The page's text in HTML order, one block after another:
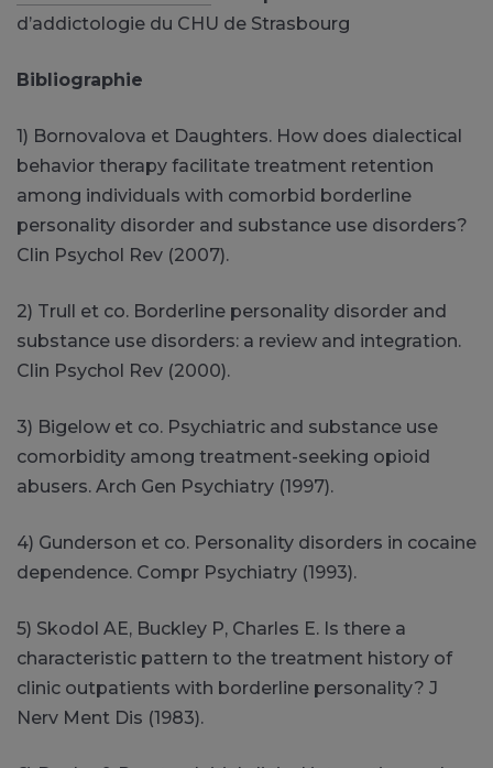
d’addictologie du CHU de Strasbourg
Bibliographie
1) Bornovalova et Daughters. How does dialectical
behavior therapy facilitate treatment retention
among individuals with comorbid borderline
personality disorder and substance use disorders?
Clin Psychol Rev (2007).
2) Trull et co. Borderline personality disorder and
substance use disorders: a review and integration.
Clin Psychol Rev (2000).
3) Bigelow et co. Psychiatric and substance use
comorbidity among treatment-seeking opioid
abusers. Arch Gen Psychiatry (1997).
4) Gunderson et co. Personality disorders in cocaine
dependence. Compr Psychiatry (1993).
5) Skodol AE, Buckley P, Charles E. Is there a
characteristic pattern to the treatment history of
clinic outpatients with borderline personality? J
Nerv Ment Dis (1983).